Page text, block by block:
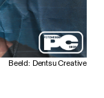
Beeld: Dentsu Creative